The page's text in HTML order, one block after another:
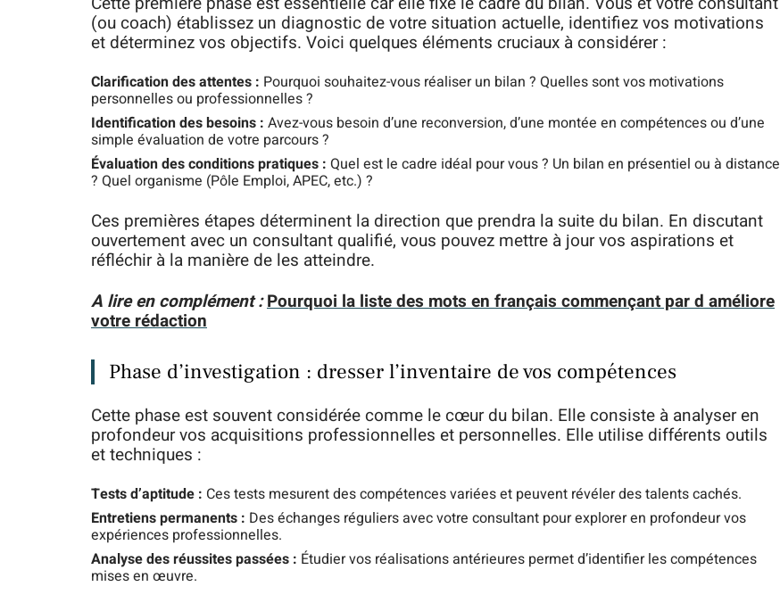
(ou coach) établissez un diagnostic de votre situation actuelle, identifiez vos motivations
et déterminez vos objectifs. Voici quelques éléments cruciaux à considérer :
Clarification des attentes : Pourquoi souhaitez-vous réaliser un bilan ? Quelles sont vos motivations
personnelles ou professionnelles ?
Identification des besoins : Avez-vous besoin d’une reconversion, d’une montée en compétences ou d’une
simple évaluation de votre parcours ?
Évaluation des conditions pratiques : Quel est le cadre idéal pour vous ? Un bilan en présentiel ou à distance
? Quel organisme (Pôle Emploi, APEC, etc.) ?
Ces premières étapes déterminent la direction que prendra la suite du bilan. En discutant
ouvertement avec un consultant qualifié, vous pouvez mettre à jour vos aspirations et
réfléchir à la manière de les atteindre.
A lire en complément :Pourquoi la liste des mots en français commençant par d améliore
votre rédaction
Phase d’investigation : dresser l’inventaire de vos compétences
Cette phase est souvent considérée comme le cœur du bilan. Elle consiste à analyser en
profondeur vos acquisitions professionnelles et personnelles. Elle utilise différents outils
et techniques :
Tests d’aptitude : Ces tests mesurent des compétences variées et peuvent révéler des talents cachés.
Entretiens permanents : Des échanges réguliers avec votre consultant pour explorer en profondeur vos
expériences professionnelles.
Analyse des réussites passées : Étudier vos réalisations antérieures permet d’identifier les compétences
mises en œuvre.